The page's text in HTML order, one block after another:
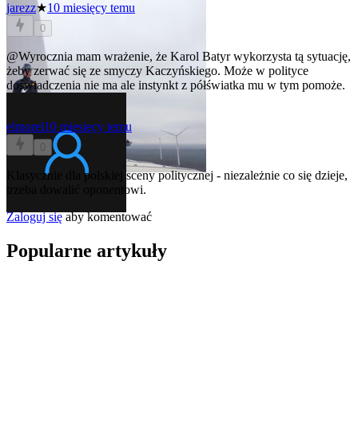
jarezz★10 miesięcy temu
0
@Wyrocznia mam wrażenie, że Karol Batyr wykorzysta tą sytuację,
żeby zerwać się ze smyczy Kaczyńskiego. Może w polityce
doświadczenia nie ma ale instynkt z półświatka mu w tym pomoże.
elmorel10 miesięcy temu
0
Klasycznie dla polskiej sceny politycznej - niezależnie co się dzieje,
trzeba dowalić oponentowi.
Zaloguj sięaby komentować
Popularne artykuły